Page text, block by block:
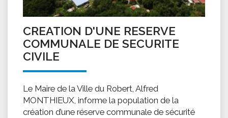
CREATION D'UNE RESERVE
COMMUNALE DE SECURITE
CIVILE
Le Maire de la Ville du Robert, Alfred
MONTHIEUX, informe la population de la
création d’une réserve communale de sécurité